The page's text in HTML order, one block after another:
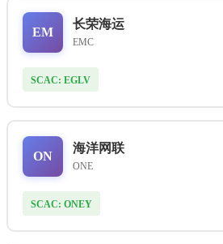
EM
长荣海运
EMC
SCAC: EGLV
ON
海洋网联
ONE
SCAC: ONEY